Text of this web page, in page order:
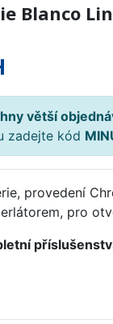
Blanco
větší
zadejte kód
provedení
pro